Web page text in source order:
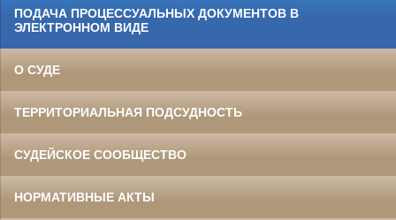
ПОДАЧА ПРОЦЕССУАЛЬНЫХ ДОКУМЕНТОВ В
ЭЛЕКТРОННОМ ВИДЕ
О СУДЕ
ТЕРРИТОРИАЛЬНАЯ ПОДСУДНОСТЬ
СУДЕЙСКОЕ СООБЩЕСТВО
НОРМАТИВНЫЕ АКТЫ